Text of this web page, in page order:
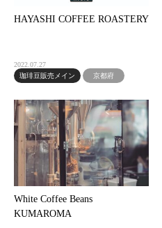
HAYASHI COFFEE ROASTERY
2022.07.27
珈琲豆販売メイン
京都府
White Coffee Beans
KUMAROMA